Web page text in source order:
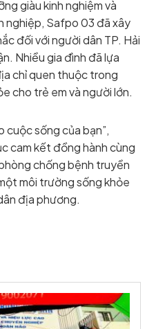
giàu kinh nghiệm và
nghiệp, Safpo 03 đã xây
đối với người dân TP. Hải
Nhiều gia đình đã lựa
chỉ quen thuộc trong
cho trẻ em và người lớn.
cuộc sống của bạn”,
cam kết đồng hành cùng
chống bệnh truyền
môi trường sống khỏe
địa phương.